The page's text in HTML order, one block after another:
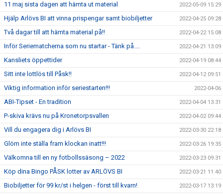
11 maj sista dagen att hämta ut material 2022-05-09 15:29
Hjälp Arlövs BI att vinna prispengar samt biobiljetter 2022-04-25 09:28
Två dagar till att hämta material på!! 2022-04-22 15:08
Inför Seriematcherna som nu startar - Tänk på.... 2022-04-21 13:09
Kansliets öppettider 2022-04-19 08:44
Sitt inte lottlös till Påsk!! 2022-04-12 09:51
Viktig information inför seriestarten!!! 2022-04-06
ABI-Tipset - En tradition 2022-04-04 13:31
P-skiva krävs nu på Kronetorpsvallen 2022-04-02 09:44
Vill du engagera dig i Arlövs BI 2022-03-30 22:18
Glöm inte ställa fram klockan inatt!!! 2022-03-26 19:35
Välkomna till en ny fotbollssäsong – 2022 2022-03-23 09:31
Köp dina Bingo PÅSK lotter av ARLÖVS BI 2022-03-21 11:40
Biobiljetter för 99 kr/st i helgen - först till kvarn! 2022-03-17 13:19